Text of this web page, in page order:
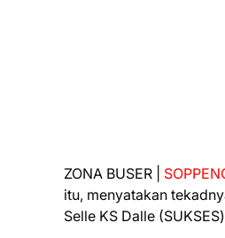
ZONA BUSER |
itu, menyatakan
Selle KS Dalle